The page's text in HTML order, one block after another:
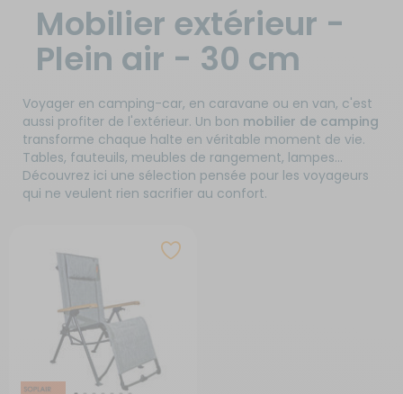
Mobilier extérieur -
Plein air - 30 cm
Voyager en camping-car, en caravane ou en van, c'est
aussi profiter de l'extérieur. Un bon mobilier de camping
transforme chaque halte en véritable moment de vie.
Tables, fauteuils, meubles de rangement, lampes…
Découvrez ici une sélection pensée pour les voyageurs
qui ne veulent rien sacrifier au confort.